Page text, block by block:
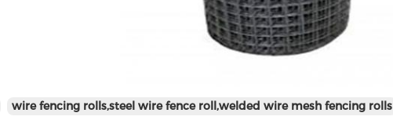
wire fencing rolls,steel wire fence roll,welded wire mesh fencing rolls